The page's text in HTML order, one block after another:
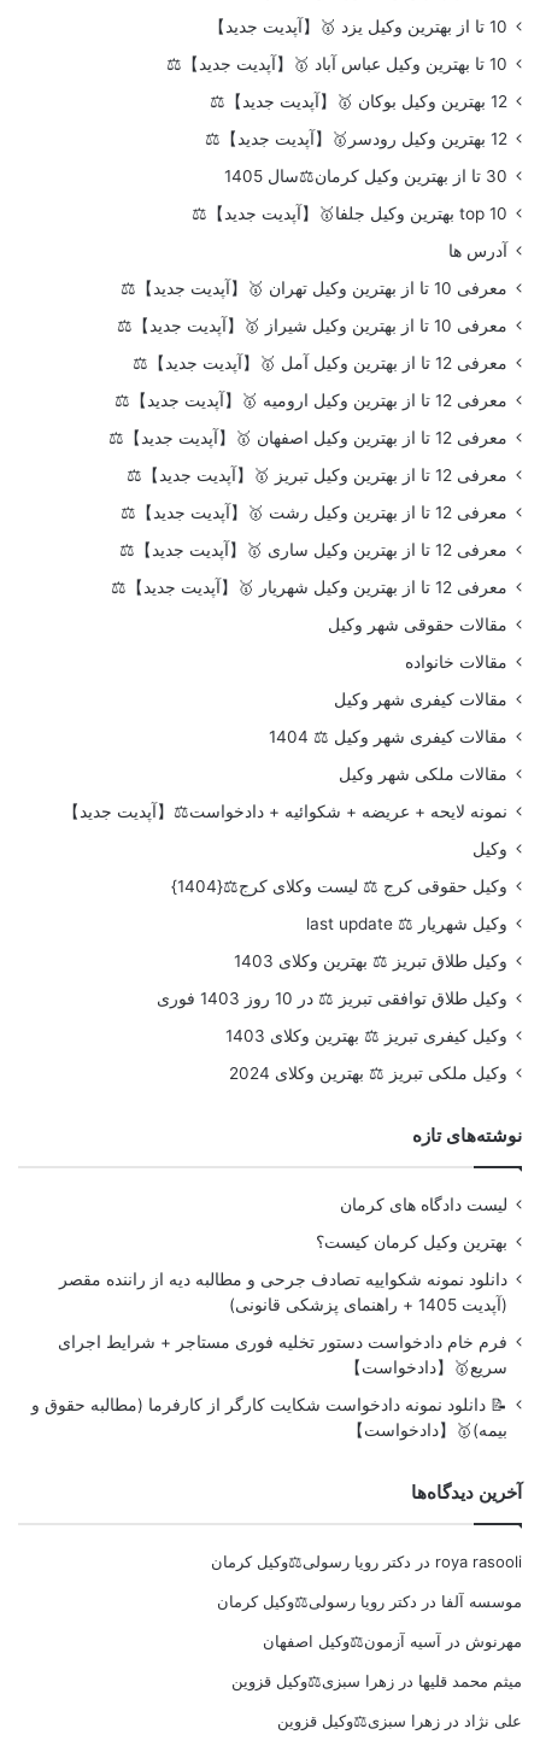
10 تا از بهترین وکیل یزد 🥇【آپدیت جدید】
10 تا بهترین وکیل عباس آباد 🥇【آپدیت جدید】⚖️
12 بهترین وکیل بوکان 🥇【آپدیت جدید】⚖️
12 بهترین وکیل رودسر🥇【آپدیت جدید】⚖️
30 تا از بهترین وکیل کرمان⚖️سال 1405
top 10 بهترین وکیل جلفا🥇【آپدیت جدید】⚖️
آدرس ها
معرفی 10 تا از بهترین وکیل تهران 🥇【آپدیت جدید】⚖️
معرفی 10 تا از بهترین وکیل شیراز 🥇【آپدیت جدید】⚖️
معرفی 12 تا از بهترین وکیل آمل 🥇【آپدیت جدید】⚖️
معرفی 12 تا از بهترین وکیل ارومیه 🥇【آپدیت جدید】⚖️
معرفی 12 تا از بهترین وکیل اصفهان 🥇【آپدیت جدید】⚖️
معرفی 12 تا از بهترین وکیل تبریز 🥇【آپدیت جدید】⚖️
معرفی 12 تا از بهترین وکیل رشت 🥇【آپدیت جدید】⚖️
معرفی 12 تا از بهترین وکیل ساری 🥇【آپدیت جدید】⚖️
معرفی 12 تا از بهترین وکیل شهریار 🥇【آپدیت جدید】⚖️
مقالات حقوقی شهر وکیل
مقالات خانواده
مقالات کیفری شهر وکیل
مقالات کیفری شهر وکیل ⚖️ 1404
مقالات ملکی شهر وکیل
نمونه لایحه + عریضه + شکوائیه + دادخواست⚖️【آپدیت جدید】
وکیل
وکیل حقوقی کرج ⚖️ لیست وکلای کرج⚖️{1404}
وکیل شهریار ⚖️ last update
وکیل طلاق تبریز ⚖️ بهترین وکلای 1403
وکیل طلاق توافقی تبریز ⚖️ در 10 روز 1403 فوری
وکیل کیفری تبریز ⚖️ بهترین وکلای 1403
وکیل ملکی تبریز ⚖️ بهترین وکلای 2024
نوشته‌های تازه
لیست دادگاه های کرمان
بهترین وکیل کرمان کیست؟
دانلود نمونه شکواییه تصادف جرحی و مطالبه دیه از راننده مقصر
(آپدیت 1405 + راهنمای پزشکی قانونی)
فرم خام دادخواست دستور تخلیه فوری مستاجر + شرایط اجرای
سریع🥇【دادخواست】
📝 دانلود نمونه دادخواست شکایت کارگر از کارفرما (مطالبه حقوق و
بیمه)🥇【دادخواست】
آخرین دیدگاه‌ها
roya rasooli در دکتر رویا رسولی⚖️وکیل کرمان
موسسه آلفا در دکتر رویا رسولی⚖️وکیل کرمان
مهرنوش در آسیه آزمون⚖️وکیل اصفهان
میثم محمد قلیها در زهرا سبزی⚖️وکیل قزوین
علی نژاد در زهرا سبزی⚖️وکیل قزوین